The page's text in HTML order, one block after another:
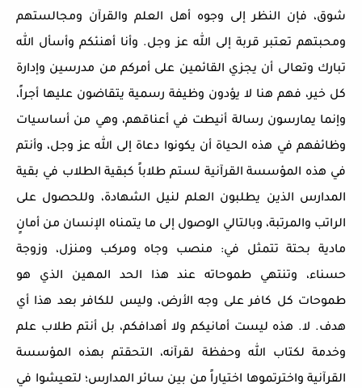
شوق، فإن النظر إلى وجوه أهل العلم والقرآن ومجالستهم
ومحبتهم تعتبر قربة إلى الله عز وجل. وأنا أهنئكم وأسأل الله
تبارك وتعالى أن يجزي القائمين على أمركم من مدرسين وإدارة
كل خير، فهم هنا لا يؤدون وظيفة رسمية يتقاضون عليها أجراً،
وإنما يمارسون رسالة أنيطت في أعناقهم، وهي من أساسيات
وظائفهم في هذه الحياة أن يكونوا دعاة إلى الله عز وجل، وأنتم
في هذه المؤسسة القرآنية لستم طلاباً كبقية الطلاب في بقية
المدارس الذين يطلبون العلم لنيل الشهادة، وللحصول على
الراتب والمرتبة، وبالتالي الوصول إلى ما يتمناه الإنسان من أمانٍ
مادية بحتة تتمثل في: منصب وجاه ومركب ومنزل، وزوجة
حسناء، وتنتهي طموحاته عند هذا الحد المهين الذي هو
طموحات كل كافر على وجه الأرض، وليس للكافر بعد هذا أي
هدف. لا. هذه ليست أمانيكم ولا أهدافكم، بل أنتم طلاب علم
وخدمة لكتاب الله وحفظة لقرآنه، التحقتم بهذه المؤسسة
القرآنية واخترتموها اختياراً من بين سائر المدارس؛ لتعيشوا في